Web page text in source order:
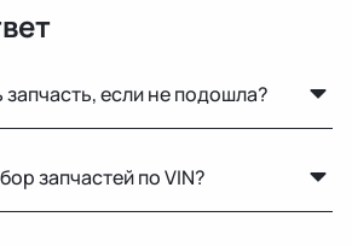
если не подошла?
вида и целостности пломб.
запчастей по VIN?